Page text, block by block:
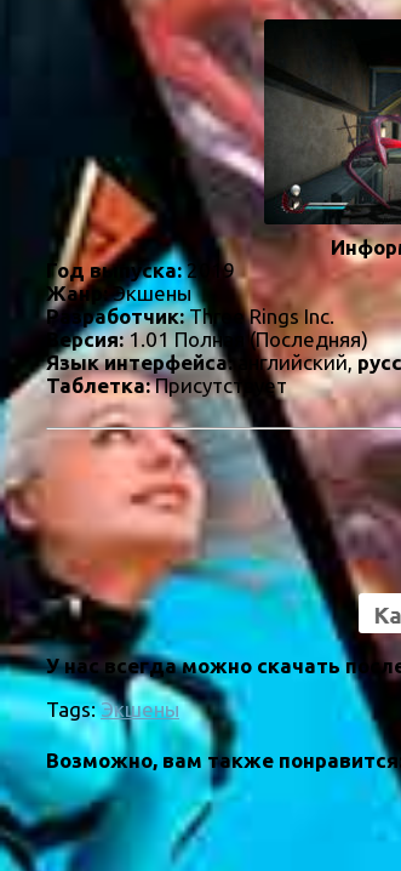
Год выпуска:2019
Жанр:
Экшены
Разработчик:Three Rings Inc.
Версия:1.01 Полная (Последняя)
Язык интерфейса: английский,
Таблетка:Присутствует
У нас всегда можно скачать
Tags: Экшены
Возможно, вам также понравится: